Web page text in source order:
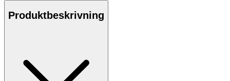
Produktbeskrivning